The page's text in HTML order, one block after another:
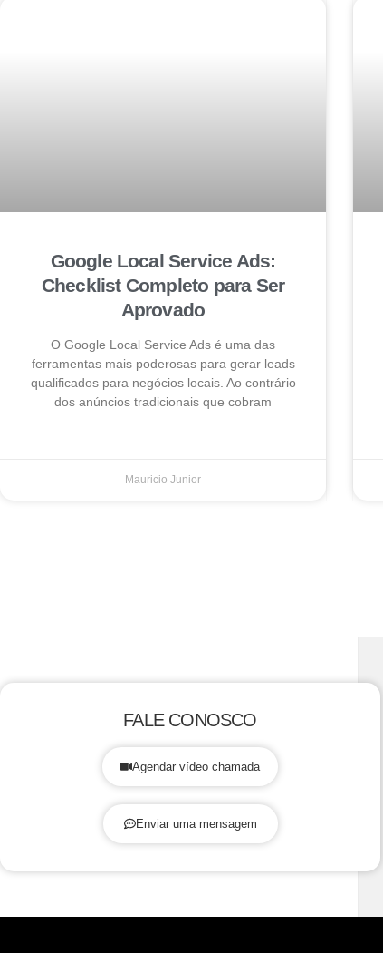
Google Local Service Ads:
Checklist Completo para Ser
Aprovado
O Google Local Service Ads é uma das
ferramentas mais poderosas para gerar leads
qualificados para negócios locais. Ao contrário
dos anúncios tradicionais que cobram
Mauricio Junior
FALE CONOSCO
Agendar vídeo chamada
Enviar uma mensagem